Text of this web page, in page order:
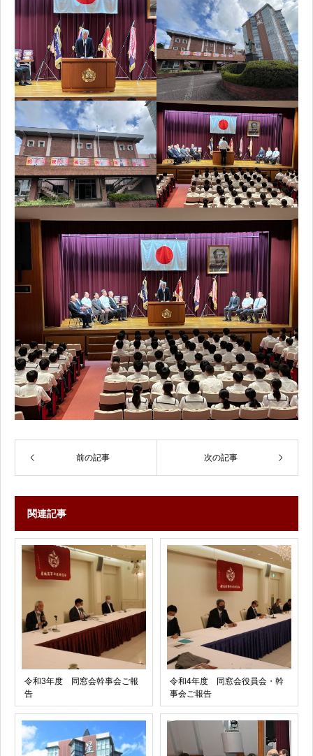
前の記事 次の記事
関連記事
令和3年度 同窓会幹事会ご報
告
令和4年度 同窓会役員会・幹
事会ご報告